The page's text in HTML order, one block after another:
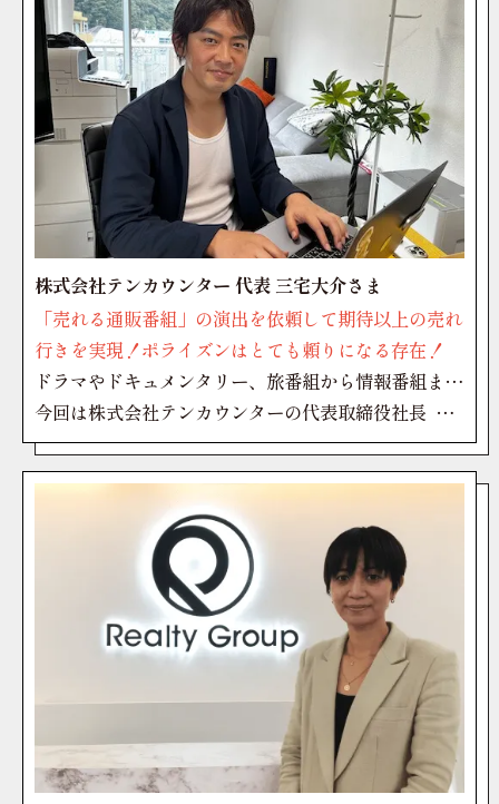
いるONE Championship株式会社、日本法人マーケ
ティング部の森夏美さんに、ポライズンの映像制作・
動画制作に対する感想や印象を伺いました。(最終更
新:2020年7月)
株式会社テンカウンター 代表 三宅大介さま
「売れる通販番組」の演出を依頼して期待以上の売れ
行きを実現！ポライズンはとても頼りになる存在！
ドラマやドキュメンタリー、旅番組から情報番組まで
様々なジャンルのテレビ番組を制作し、近年ではテレ
ビ番組以外でも企業向けの動画制作やデジタルプレイ
スメントなど、多岐にわたる映像ビジネスを展開する
株式会社テンカウンター。
今回は株式会社テンカウンターの代表取締役社長 三
宅大介さんに、ポライズンの映像制作・動画制作に対
する印象や感想を伺いました。(最終更新:2022年8月)